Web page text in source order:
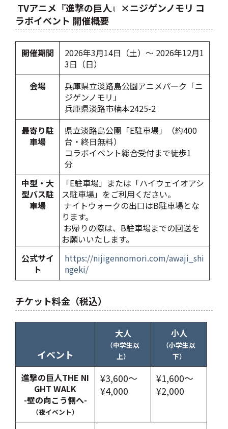
TVアニメ『進撃の巨人』×ニジゲンノモリ コ
ラボイベント 開催概要
開催期間
2026年3月14日（土）〜 2026年12月1
3日（日）
会場
兵庫県立淡路島公園アニメパーク「ニ
ジゲンノモリ」
兵庫県淡路市楠本2425-2
最寄り駐
車場
県立淡路島公園「E駐車場」（約400
台・終日無料）
コラボイベント総合受付まで徒歩1
分
中型・大
型バス駐
車場
「E駐車場」または「ハイウェイオアシ
ス駐車場」をご利用ください。
ナイトウォークの出口はB駐車場とな
ります。
お帰りの際は、B駐車場までの回送を
お願いいたします。
公式サイ
ト
https://nijigennomori.com/awaji_shi
ngeki/
チケット料金（税込）
イベント
大人
（中学生以
上）
小人
（小学生以
下）
進撃の巨人THE NI
GHT WALK
-壁の向こう側へ-
（夜イベント）
¥3,600〜
¥4,000
¥1,600〜
¥2,000